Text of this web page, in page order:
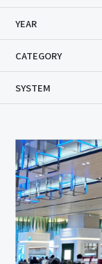
YEAR
CATEGORY
SYSTEM